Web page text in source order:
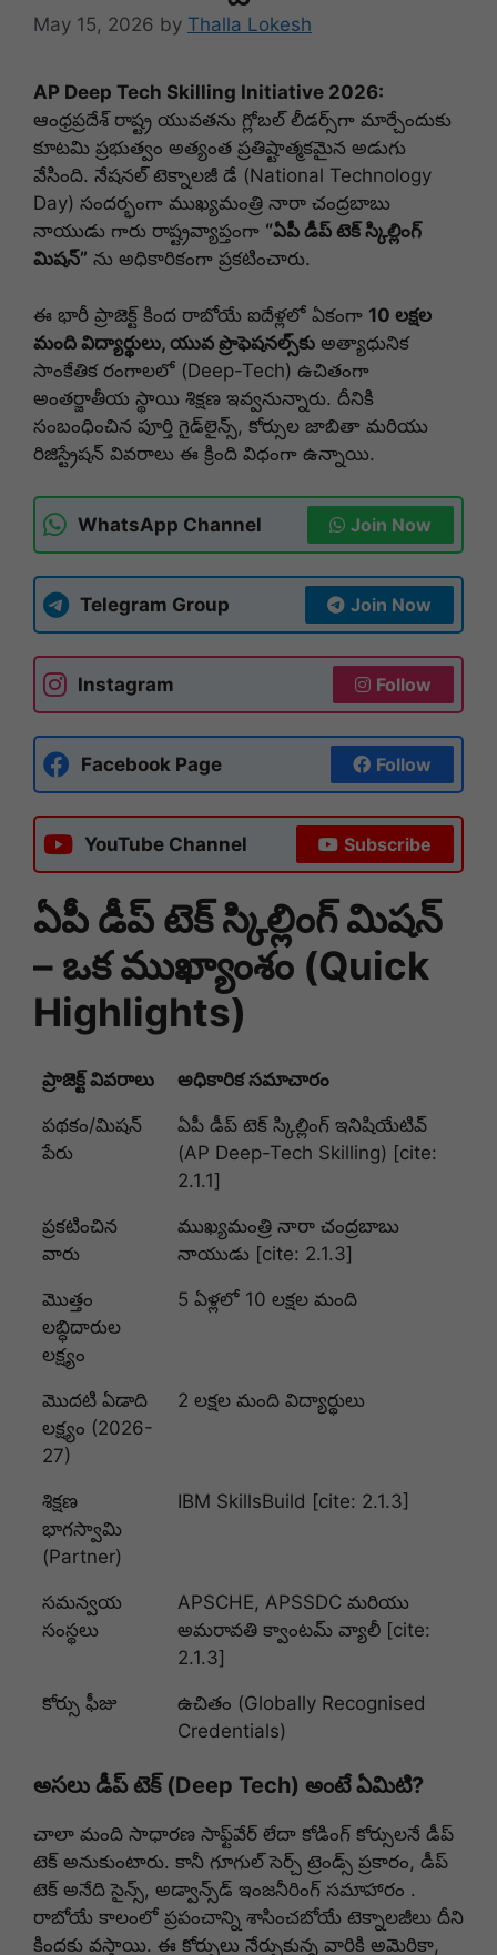
May 15, 2026 by Thalla Lokesh
AP Deep Tech Skilling Initiative 2026:
ఆంధ్రప్రదేశ్ రాష్ట్ర యువతను గ్లోబల్ లీడర్స్‌గా మార్చేందుకు
కూటమి ప్రభుత్వం అత్యంత ప్రతిష్టాత్మకమైన అడుగు
వేసింది. నేషనల్ టెక్నాలజీ డే (National Technology
Day) సందర్భంగా ముఖ్యమంత్రి నారా చంద్రబాబు
నాయుడు గారు రాష్ట్రవ్యాప్తంగా “ఏపీ డీప్ టెక్ స్కిల్లింగ్
మిషన్” ను అధికారికంగా ప్రకటించారు.
ఈ భారీ ప్రాజెక్ట్ కింద రాబోయే ఐదేళ్లలో ఏకంగా 10 లక్షల
మంది విద్యార్థులు, యువ ప్రొఫెషనల్స్‌కు అత్యాధునిక
సాంకేతిక రంగాలలో (Deep-Tech) ఉచితంగా
అంతర్జాతీయ స్థాయి శిక్షణ ఇవ్వనున్నారు. దీనికి
సంబంధించిన పూర్తి గైడ్‌లైన్స్, కోర్సుల జాబితా మరియు
రిజిస్ట్రేషన్ వివరాలు ఈ క్రింది విధంగా ఉన్నాయి.
WhatsApp Channel Join Now
Telegram Group Join Now
Instagram Follow
Facebook Page Follow
YouTube Channel Subscribe
ఏపీ డీప్ టెక్ స్కిల్లింగ్ మిషన్
– ఒక ముఖ్యాంశం (Quick
Highlights)
ప్రాజెక్ట్ వివరాలు అధికారిక సమాచారం
పథకం/మిషన్
పేరు
ఏపీ డీప్ టెక్ స్కిల్లింగ్ ఇనిషియేటివ్
(AP Deep-Tech Skilling) [cite:
2.1.1]
ప్రకటించిన
వారు
ముఖ్యమంత్రి నారా చంద్రబాబు
నాయుడు [cite: 2.1.3]
మొత్తం
లబ్ధిదారుల
లక్ష్యం
5 ఏళ్లలో 10 లక్షల మంది
మొదటి ఏడాది
లక్ష్యం (2026-
27)
2 లక్షల మంది విద్యార్థులు
శిక్షణ
భాగస్వామి
(Partner)
IBM SkillsBuild [cite: 2.1.3]
సమన్వయ
సంస్థలు
APSCHE, APSSDC మరియు
అమరావతి క్వాంటమ్ వ్యాలీ [cite:
2.1.3]
కోర్సు ఫీజు
ఉచితం (Globally Recognised
Credentials)
అసలు డీప్ టెక్ (Deep Tech) అంటే ఏమిటి?
చాలా మంది సాధారణ సాఫ్ట్‌వేర్ లేదా కోడింగ్ కోర్సులనే డీప్
టెక్ అనుకుంటారు. కానీ గూగుల్ సెర్చ్ ట్రెండ్స్ ప్రకారం, డీప్
టెక్ అనేది సైన్స్, అడ్వాన్స్‌డ్ ఇంజనీరింగ్ సమాహారం .
రాబోయే కాలంలో ప్రపంచాన్ని శాసించబోయే టెక్నాలజీలు దీని
కిందకు వస్తాయి. ఈ కోర్సులు నేర్చుకున్న వారికి అమెరికా,